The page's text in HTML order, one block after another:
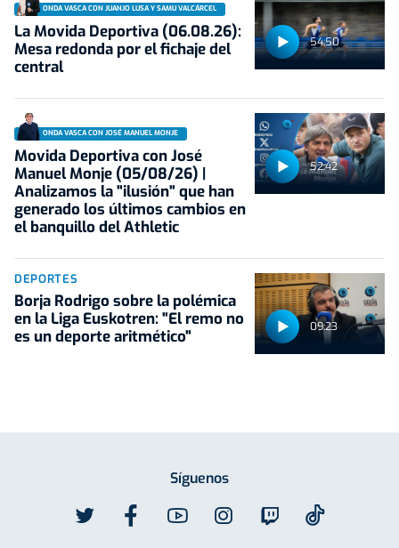
54:50
ONDA VASCA CON JUANJO LUSA Y SAMU VALCÁRCEL
La Movida Deportiva (06.08.26):
Mesa redonda por el fichaje del
central
52:42
ONDA VASCA CON JOSÉ MANUEL MONJE
Movida Deportiva con José
Manuel Monje (05/08/26) |
Analizamos la "ilusión" que han
generado los últimos cambios en
el banquillo del Athletic
09:23
DEPORTES
Borja Rodrigo sobre la polémica
en la Liga Euskotren: "El remo no
es un deporte aritmético"
Síguenos